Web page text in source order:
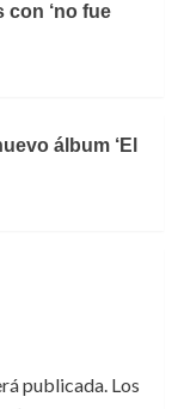
con ‘no fue
álbum ‘El
publicada. Los